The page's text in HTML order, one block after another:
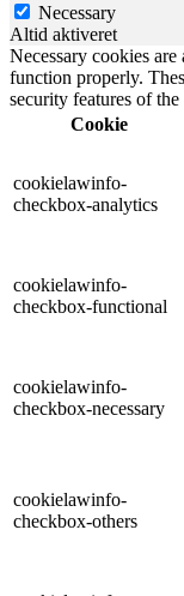
Necessary
Altid aktiveret
Necessary cookies
function properly.
security features of
Cookie
cookielawinfo-
checkbox-analytics
cookielawinfo-
checkbox-functional
cookielawinfo-
checkbox-necessary
cookielawinfo-
checkbox-others